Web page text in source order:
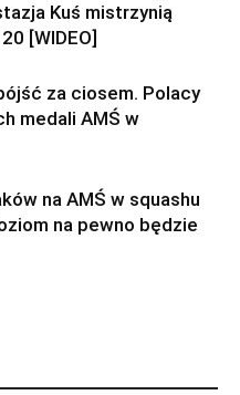
Kuś mistrzynią
[WIDEO]
za ciosem. Polacy
medali AMŚ w
na AMŚ w squashu
na pewno będzie